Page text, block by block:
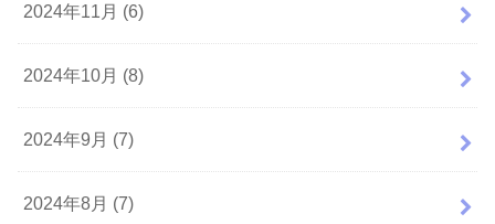
2024年11月 (6)
2024年10月 (8)
2024年9月 (7)
2024年8月 (7)